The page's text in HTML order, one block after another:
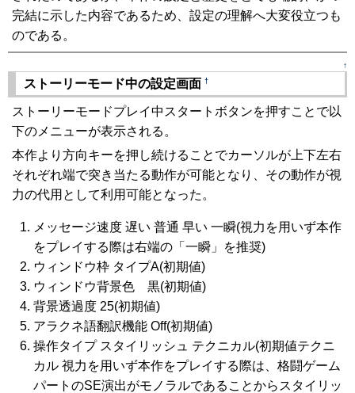
完結に示した内容であるため、設定の理解へ大変役立つも
のである。
↑
ストーリーモード中の設定画面 †
ストーリーモードプレイ中スタートボタンを押すことで以
下のメニューが表示される。
本作より方向キーを押し続けることでカーソルが上下左右
それぞれ端で突き当たる動作が可能となり、その動作が視
力の代用として利用可能となった。
メッセージ速度 遅い 普通 早い 一瞬(視力を用いず本作
をプレイする際は右端の「一瞬」を推奨)
ウィンドウ枠 タイプA(初期値)
ウィンドウ背景色 黒(初期値)
背景透過度 25(初期値)
アラクネ語翻訳機能 Off(初期値)
操作タイプ スタイリッシュ テクニカル(初期値テクニ
カル 視力を用いず本作をプレイする際は、格闘ゲーム
パートのSE演出がモノラルであることからスタイリッ